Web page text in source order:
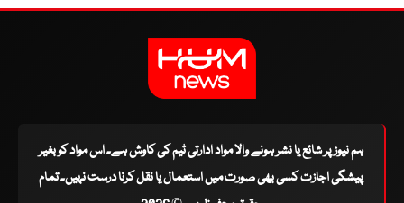
ہم نیوز پر شائع یا نشر ہونے والا مواد ادارتی ٹیم کی کاوش ہے۔ اس مواد کو بغیر
پیشگی اجازت کسی بھی صورت میں استعمال یا نقل کرنا درست نہیں۔ تمام